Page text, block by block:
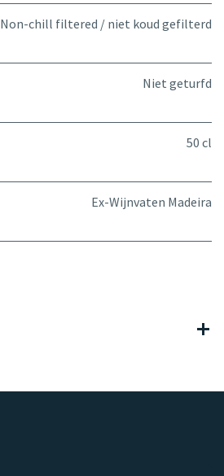
Non-chill filtered / niet koud gefilterd
Niet geturfd
50 cl
Ex-Wijnvaten Madeira